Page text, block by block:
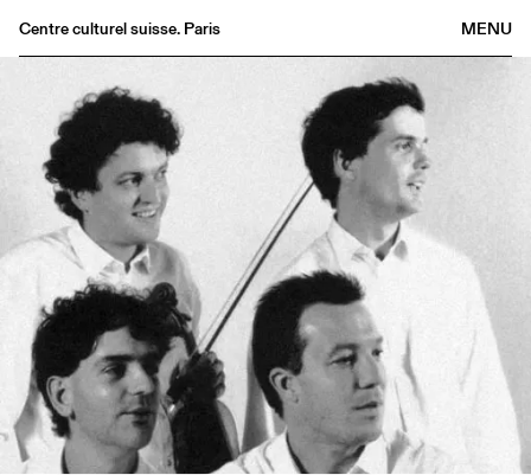
MENU
Centre culturel suisse. Paris
Librairie
Buvette
Archives
Médiathèque
Éditions
Informations
FR